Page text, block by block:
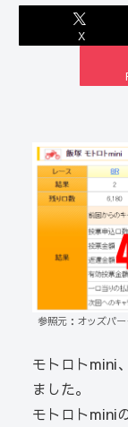
X
参照元：オッズパー
モトロトmini
ました。
モトロトmini